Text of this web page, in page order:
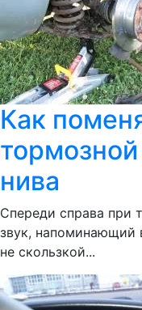
Как
нива
Спереди справа при
звук, напоминающий
не скользкой...